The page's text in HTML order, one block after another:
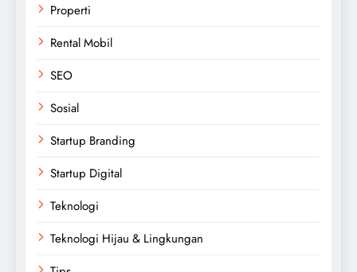
Properti
Rental Mobil
SEO
Sosial
Startup Branding
Startup Digital
Teknologi
Teknologi Hijau & Lingkungan